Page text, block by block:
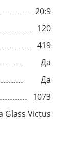
20:9
120
419
Да
Да
1073
Glass Victus